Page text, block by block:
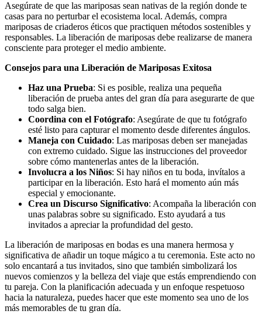
Asegúrate de que las mariposas sean nativas de la región donde te
casas para no perturbar el ecosistema local. Además, compra
mariposas de criaderos éticos que practiquen métodos sostenibles y
responsables. La liberación de mariposas debe realizarse de manera
consciente para proteger el medio ambiente.
Consejos para una Liberación de Mariposas Exitosa
Haz una Prueba: Si es posible, realiza una pequeña
liberación de prueba antes del gran día para asegurarte de que
todo salga bien.
Coordina con el Fotógrafo: Asegúrate de que tu fotógrafo
esté listo para capturar el momento desde diferentes ángulos.
Maneja con Cuidado: Las mariposas deben ser manejadas
con extremo cuidado. Sigue las instrucciones del proveedor
sobre cómo mantenerlas antes de la liberación.
Involucra a los Niños: Si hay niños en tu boda, invítalos a
participar en la liberación. Esto hará el momento aún más
especial y emocionante.
Crea un Discurso Significativo: Acompaña la liberación con
unas palabras sobre su significado. Esto ayudará a tus
invitados a apreciar la profundidad del gesto.
La liberación de mariposas en bodas es una manera hermosa y
significativa de añadir un toque mágico a tu ceremonia. Este acto no
solo encantará a tus invitados, sino que también simbolizará los
nuevos comienzos y la belleza del viaje que estás emprendiendo con
tu pareja. Con la planificación adecuada y un enfoque respetuoso
hacia la naturaleza, puedes hacer que este momento sea uno de los
más memorables de tu gran día.